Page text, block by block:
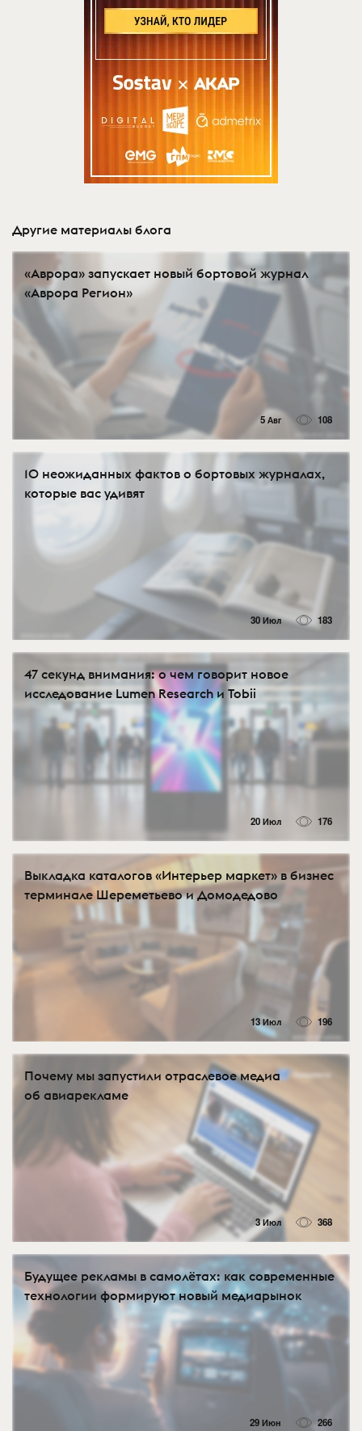
Другие материалы блога
«Аврора» запускает новый бортовой журнал
«Аврора Регион»
5 Авг 108
10 неожиданных фактов о бортовых журналах,
которые вас удивят
30 Июл 183
47 секунд внимания: о чем говорит новое
исследование Lumen Research и Tobii
20 Июл 176
Выкладка каталогов «Интерьер маркет» в бизнес
терминале Шереметьево и Домодедово
13 Июл 196
Почему мы запустили отраслевое медиа
об авиарекламе
3 Июл 368
Будущее рекламы в самолётах: как современные
технологии формируют новый медиарынок
29 Июн 266